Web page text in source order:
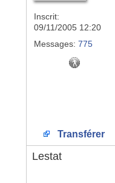
Inscrit:
09/11/2005 12:20
Messages: 775
Transférer
Lestat